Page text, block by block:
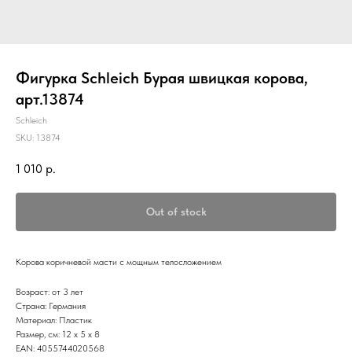
Фигурка Schleich Бурая швицкая корова,
арт.13874
Schleich
SKU: 13874
1 010 р.
Out of stock
Корова коричневой масти с мощным телосложением
Возраст: от 3 лет
Страна: Германия
Материал: Пластик
Размер, см: 12 x 5 x 8
EAN: 4055744020568